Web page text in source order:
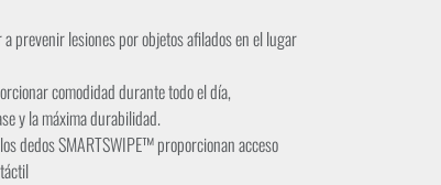
prevenir lesiones por objetos afilados en el lugar
comodidad durante todo el día,
y la máxima durabilidad.
dedos SMARTSWIPE™ proporcionan acceso